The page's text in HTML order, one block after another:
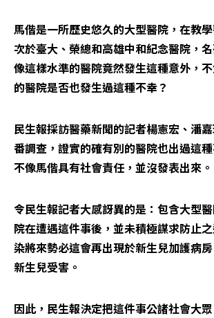
馬偕是一所歷史悠久的大型醫院，在教
次於臺大、榮總和高雄中和紀念醫院，
像這樣水準的醫院竟然發生這種意外，
的醫院是否也發生過這種不幸？
民生報採訪醫藥新聞的記者楊憲宏、潘
番調查，證實的確有別的醫院也出過這
不像馬偕具有社會責任，並沒發表出來。
令民生報記者大感訝異的是：包含大型
院在遭遇這件事後，並未積極謀求防止
染將來勢必這會再出現於新生兒加護病
新生兒受害。
因此，民生報決定把這件事公諸社會大